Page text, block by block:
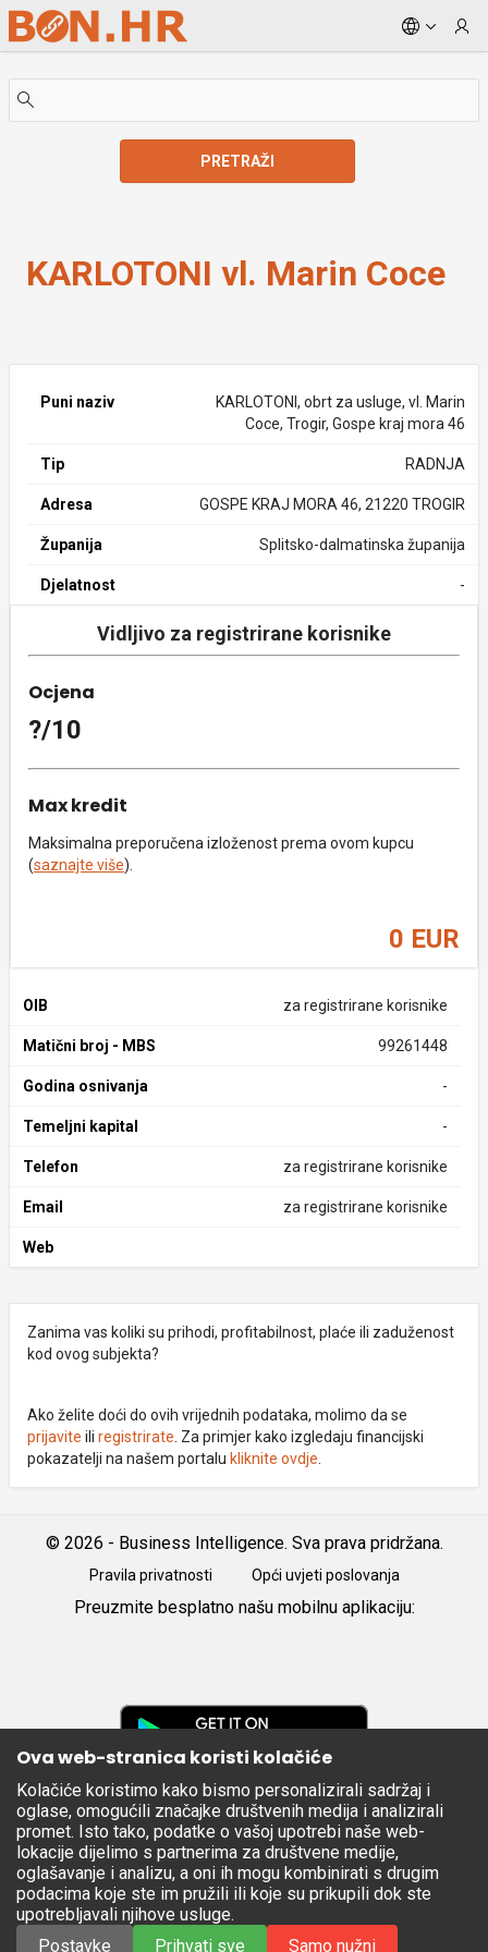
Skip to Main Content
PRETRAŽI
KARLOTONI vl. Marin Coce
Puni naziv
KARLOTONI, obrt za usluge, vl. Marin
Coce, Trogir, Gospe kraj mora 46
Tip RADNJA
Adresa GOSPE KRAJ MORA 46, 21220 TROGIR
Županija Splitsko-dalmatinska županija
Djelatnost -
Vidljivo za registrirane korisnike
Ocjena
?/10
Max kredit
Maksimalna preporučena izloženost prema ovom kupcu
(saznajte više).
0 EUR
OIB za registrirane korisnike
Matični broj - MBS 99261448
Godina osnivanja -
Temeljni kapital -
Telefon za registrirane korisnike
Email za registrirane korisnike
Web
Zanima vas koliki su prihodi, profitabilnost, plaće ili zaduženost
kod ovog subjekta?
Ako želite doći do ovih vrijednih podataka, molimo da se
prijavite ili registrirate . Za primjer kako izgledaju financijski
pokazatelji na našem portalu kliknite ovdje
© 2026 - Business Intelligence. Sva prava pridržana.
Pravila privatnosti Opći uvjeti poslovanja
Preuzmite besplatno našu mobilnu aplikaciju:
Apple
Store
Ova web-stranica koristi kolačiće
Kolačiće koristimo kako bismo personalizirali sadržaj i
oglase, omogućili značajke društvenih medija i analizirali
promet. Isto tako, podatke o vašoj upotrebi naše web-
lokacije dijelimo s partnerima za društvene medije,
oglašavanje i analizu, a oni ih mogu kombinirati s drugim
podacima koje ste im pružili ili koje su prikupili dok ste
upotrebljavali njihove usluge.
Postavke
Prihvati sve Samo nužni